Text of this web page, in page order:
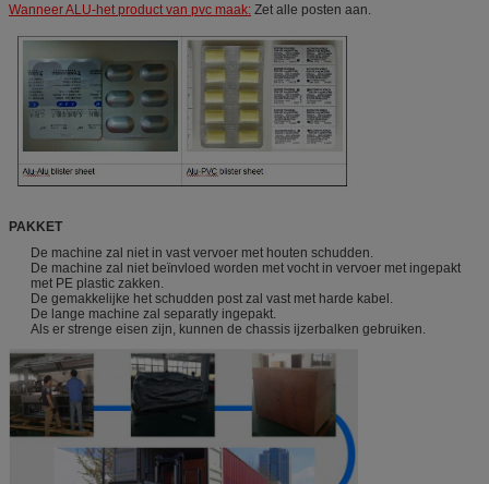
Wanneer ALU-het product van pvc maak: Zet alle posten aan.
PAKKET
De machine zal niet in vast vervoer met houten schudden.
De machine zal niet beïnvloed worden met vocht in vervoer met ingepakt
met PE plastic zakken.
De gemakkelijke het schudden post zal vast met harde kabel.
De lange machine zal separatly ingepakt.
Als er strenge eisen zijn, kunnen de chassis ijzerbalken gebruiken.